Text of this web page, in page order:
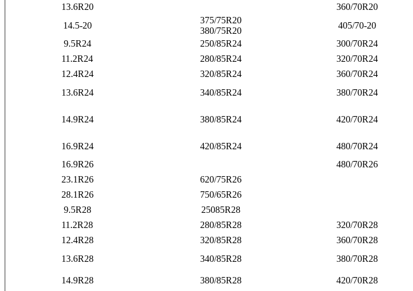
13.6R20
360/70R20
14.5-20
375/75R20
380/75R20
405/70-20
9.5R24
250/85R24
300/70R24
11.2R24
280/85R24
320/70R24
12.4R24
320/85R24 360/70R24
13.6R24
340/85R24 380/70R24
14.9R24 380/85R24 420/70R24
16.9R24
420/85R24 480/70R24
16.9R26
480/70R26
23.1R26
620/75R26
28.1R26
750/65R26
9.5R28
25085R28
11.2R28
280/85R28 320/70R28
12.4R28
320/85R28 360/70R28
13.6R28
340/85R28 380/70R28
14.9R28
380/85R28 420/70R28